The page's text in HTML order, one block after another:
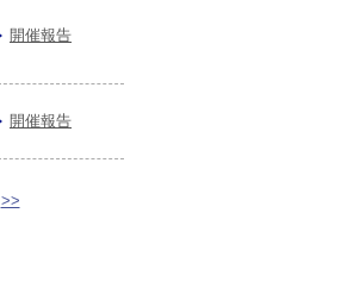
開催報告
開催報告
>>